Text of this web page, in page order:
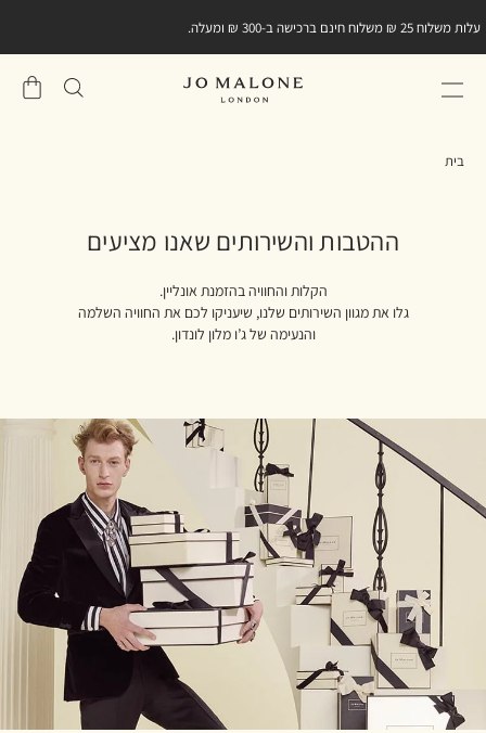
קוד ההטבה במייל אישי
שֶׁלִי
בית
ההטבות והשירותים שאנו מציעים
הקלות והחוויה בהזמנת אונליין.
גלו את מגוון השירותים שלנו, שיעניקו לכם את החוויה השלמה
והנעימה של ג’ו מלון לונדון.